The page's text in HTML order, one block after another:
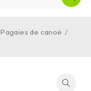
Pagaies de canoë /